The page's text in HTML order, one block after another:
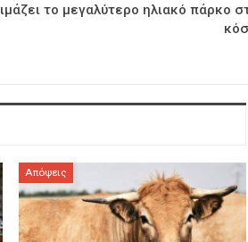
το μεγαλύτερο ηλιακό πάρκο
Απόψεις